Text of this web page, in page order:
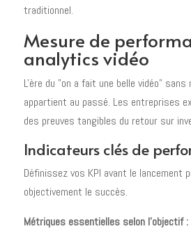
traditionnel.
Mesure de
analytics vidéo
L'ère du "on a fait une belle vidéo"
appartient au passé. Les entreprises
des preuves tangibles du retour sur
Indicateurs clés de
Définissez vos KPI avant le lancement
objectivement le succès.
Métriques essentielles selon l'objectif :